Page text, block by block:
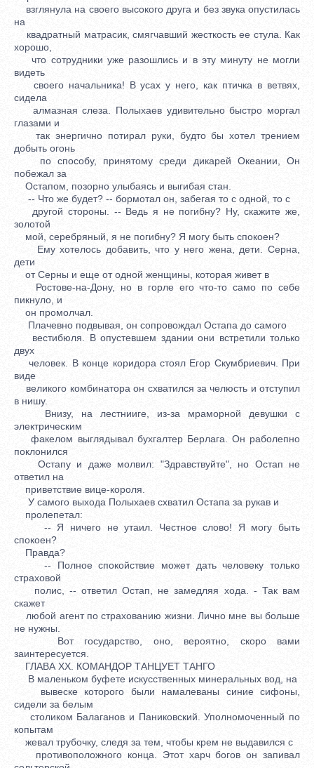
взглянула на своего высокого друга и без звука опустилась
на
квадратный матрасик, смягчавший жесткость ее стула. Как
хорошо,
что сотрудники уже разошлись и в эту минуту не могли
видеть
своего начальника! В усах у него, как птичка в ветвях,
сидела
алмазная слеза. Полыхаев удивительно быстро моргал
глазами и
так энергично потирал руки, будто бы хотел трением
добыть огонь
по способу, принятому среди дикарей Океании, Он
побежал за
Остапом, позорно улыбаясь и выгибая стан.
-- Что же будет? -- бормотал он, забегая то с одной, то с
другой стороны. -- Ведь я не погибну? Ну, скажите же,
золотой
мой, серебряный, я не погибну? Я могу быть спокоен?
Ему хотелось добавить, что у него жена, дети. Серна,
дети
от Серны и еще от одной женщины, которая живет в
Ростове-на-Дону, но в горле его что-то само по себе
пикнуло, и
он промолчал.
Плачевно подвывая, он сопровождал Остапа до самого
вестибюля. В опустевшем здании они встретили только
двух
человек. В конце коридора стоял Егор Скумбриевич. При
виде
великого комбинатора он схватился за челюсть и отступил
в нишу.
Внизу, на лестнииге, из-за мраморной девушки с
электрическим
факелом выглядывал бухгалтер Берлага. Он раболепно
поклонился
Остапу и даже молвил: "Здравствуйте", но Остап не
ответил на
приветствие вице-короля.
У самого выхода Полыхаев схватил Остапа за рукав и
пролепетал:
-- Я ничего не утаил. Честное слово! Я могу быть
спокоен?
Правда?
-- Полное спокойствие может дать человеку только
страховой
полис, -- ответил Остап, не замедляя хода. - Так вам
скажет
любой агент по страхованию жизни. Лично мне вы больше
не нужны.
Вот государство, оно, вероятно, скоро вами
заинтересуется.
ГЛАВА XX. КОМАНДОР ТАНЦУЕТ ТАНГО
В маленьком буфете искусственных минеральных вод, на
вывеске которого были намалеваны синие сифоны,
сидели за белым
столиком Балаганов и Паниковский. Уполномоченный по
копытам
жевал трубочку, следя за тем, чтобы крем не выдавился с
противоположного конца. Этот харч богов он запивал